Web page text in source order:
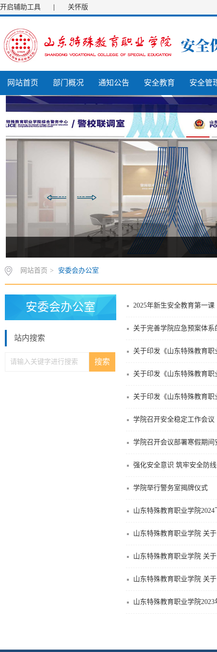
开启辅助工具 关怀版
网站首页 部门概况 通知公告 安全教育 安全管
网站首页 > 安委会办公室
安委会办公室
站内搜索
2025年新生安全教育第一课
关于完善学院应急预案体系
关于印发《山东特殊教育
关于印发《山东特殊教育
关于印发《山东特殊教育
学院召开安全稳定工作会议
学院召开会议部署寒假期间
强化安全意识 筑牢安全防
学院举行警务室揭牌仪式
山东特殊教育职业学院
山东特殊教育职业学院 关
山东特殊教育职业学院 关
山东特殊教育职业学院 关
山东特殊教育职业学院